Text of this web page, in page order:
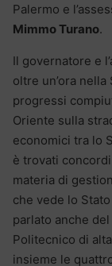
Palermo e
Mimmo Turano.
Il governatore e
oltre un’ora
progressi
Oriente sulla
economici tra lo
è trovati
materia di
che vede lo
parlato anche
Politecnico di
insieme le